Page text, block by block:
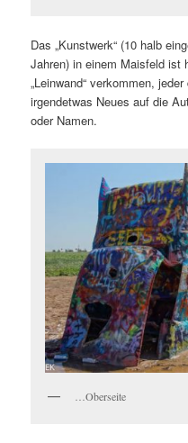
Das „Kunstwerk“ (10 halb
Jahren) in einem Maisfeld ist
„Leinwand“ verkommen,
irgendetwas Neues auf die
oder Namen.
…Oberseite